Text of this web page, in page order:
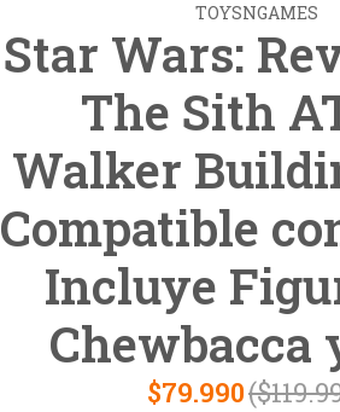
TOYSNGAMES
Star Wars:
The Sith
Walker
Compatible
Incluye
Chewbacca
$79.990